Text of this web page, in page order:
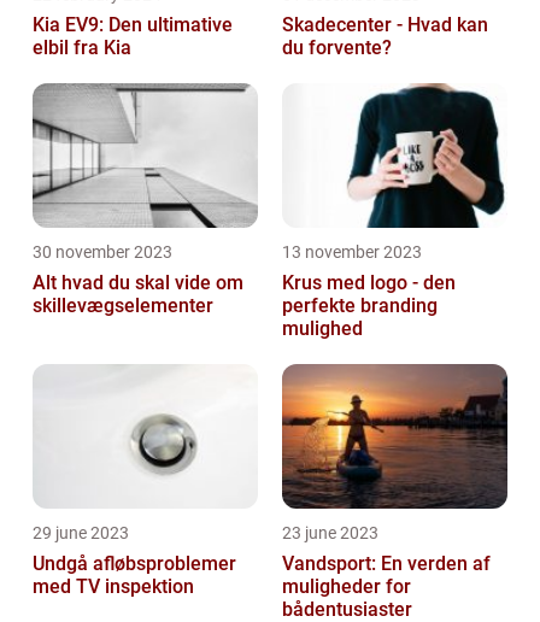
Kia EV9: Den ultimative
elbil fra Kia
Skadecenter - Hvad kan
du forvente?
30 november 2023
Alt hvad du skal vide om
skillevægselementer
13 november 2023
Krus med logo - den
perfekte branding
mulighed
29 june 2023
Undgå afløbsproblemer
med TV inspektion
23 june 2023
Vandsport: En verden af
muligheder for
bådentusiaster